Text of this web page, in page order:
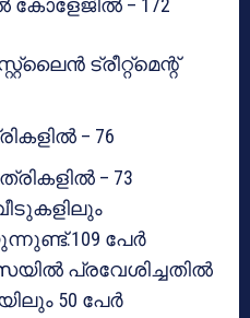
– 172
ട്രീറ്റ്‌മെന്റ്
– 76
– 73
പേർ
പ്രവേശിച്ചതിൽ
50 പേർ